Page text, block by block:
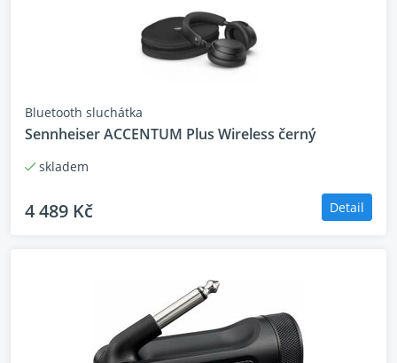
Bluetooth sluchátka
Sennheiser ACCENTUM Plus Wireless černý
skladem
4 489 Kč Detail